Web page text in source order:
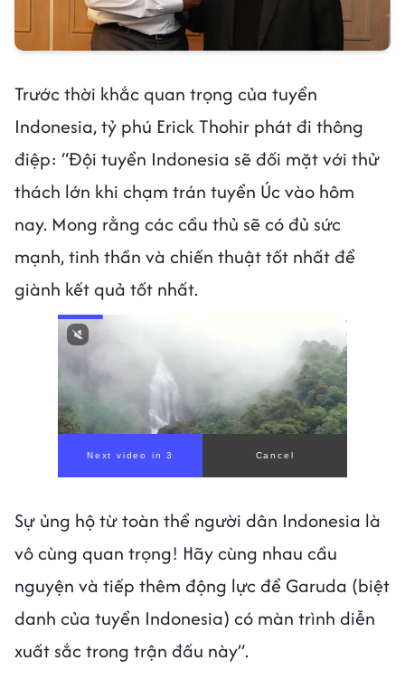
Trước thời khắc quan trọng của tuyển
Indonesia, tỷ phú Erick Thohir phát đi thông
điệp: “Đội tuyển Indonesia sẽ đối mặt với thử
thách lớn khi chạm trán tuyển Úc vào hôm
nay. Mong rằng các cầu thủ sẽ có đủ sức
mạnh, tinh thần và chiến thuật tốt nhất để
giành kết quả tốt nhất.
Next video in 1 Cancel
Sự ủng hộ từ toàn thể người dân Indonesia là
vô cùng quan trọng! Hãy cùng nhau cầu
nguyện và tiếp thêm động lực để Garuda (biệt
danh của tuyển Indonesia) có màn trình diễn
xuất sắc trong trận đấu này”.